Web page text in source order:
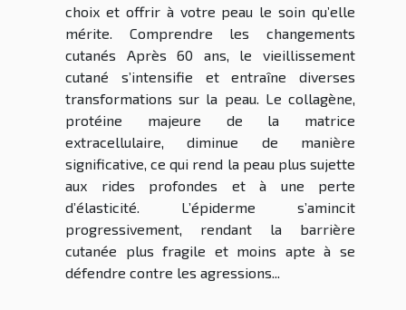
choix et offrir à votre peau le soin qu’elle
mérite. Comprendre les changements
cutanés Après 60 ans, le vieillissement
cutané s’intensifie et entraîne diverses
transformations sur la peau. Le collagène,
protéine majeure de la matrice
extracellulaire, diminue de manière
significative, ce qui rend la peau plus sujette
aux rides profondes et à une perte
d’élasticité. L’épiderme s’amincit
progressivement, rendant la barrière
cutanée plus fragile et moins apte à se
défendre contre les agressions...